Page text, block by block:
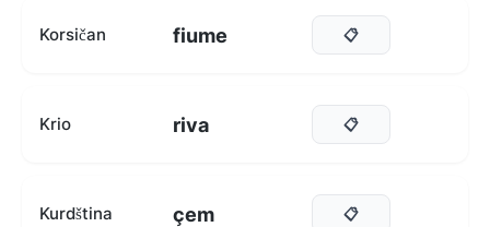
Korsičan fiume 📋
Krio riva 📋
Kurdština çem 📋